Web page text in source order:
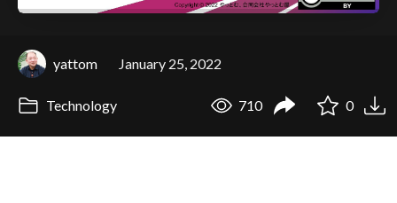
yattom January 25, 2022
Technology 710 0